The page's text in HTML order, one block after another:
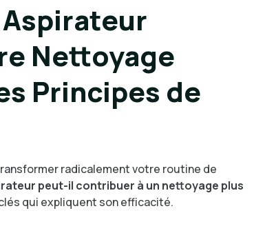
Nettoyage
Principes de
radicalement votre routine de
peut-il contribuer à un nettoyage plus
qui expliquent son efficacité.